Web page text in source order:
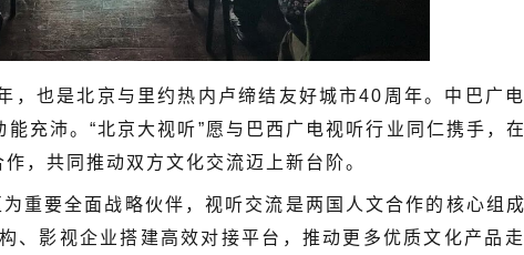
，也是北京与里约热内卢缔结友好城市40周年。中巴广
充沛。“北京大视听”愿与巴西广电视听行业同仁携手，
，共同推动双方文化交流迈上新台阶。
重要全面战略伙伴，视听交流是两国人文合作的核心组
影视企业搭建高效对接平台，推动更多优质文化产品